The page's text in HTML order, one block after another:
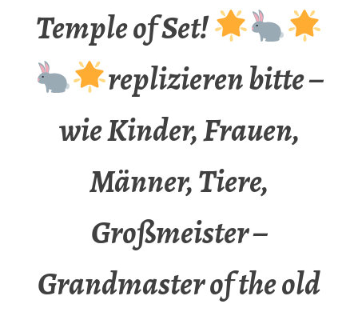
Temple of Set!
replizieren bitte –
wie Kinder, Frauen,
Männer, Tiere,
Großmeister –
Grandmaster of the old